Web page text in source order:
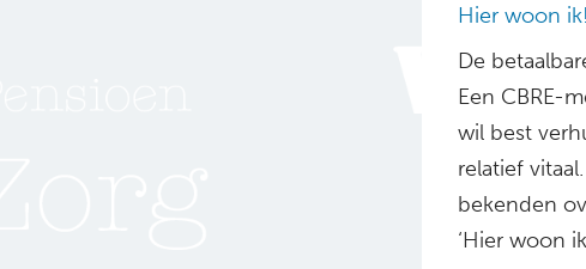
Hier woon ik!
De
Een CBRE-
wil best
relatief
bekenden
‘Hier woon